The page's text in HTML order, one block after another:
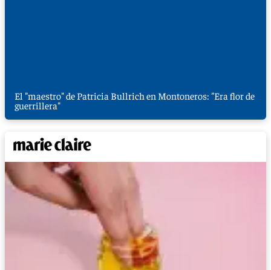
El "maestro" de Patricia Bullrich en Montoneros: "Era flor de
guerrillera"